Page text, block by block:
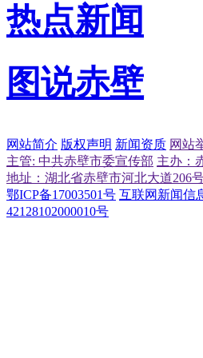
热点新闻
图说赤壁
网站简介 版权声明 新闻资质 网站
主管: 中共赤壁市委宣传部 主办：
地址：湖北省赤壁市河北大道206
鄂ICP备17003501号 互联网新闻信
42128102000010号